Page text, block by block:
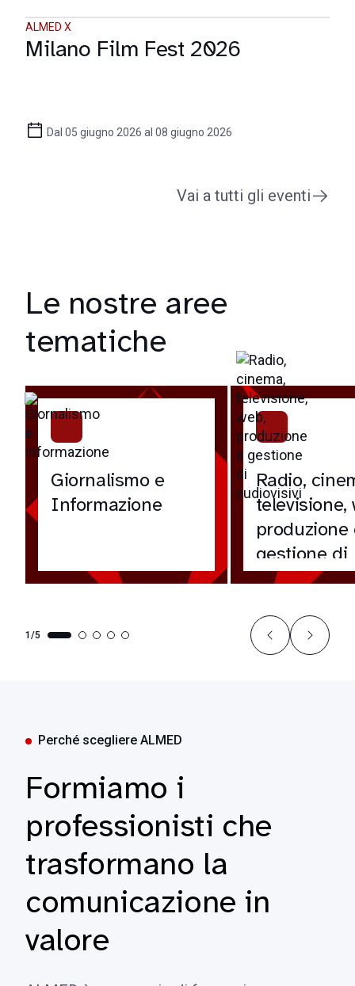
ALMED X
Milano Film Fest 2026
Dal 05 giugno 2026 al 08 giugno 2026
Vai a tutti gli eventi
Le nostre aree
tematiche
Giornalismo e
Informazione
Radio,
televisione,
produzione
gestione di
audiovisivi
1/5
Perché scegliere ALMED
Formiamo i
professionisti che
trasformano la
comunicazione in
valore